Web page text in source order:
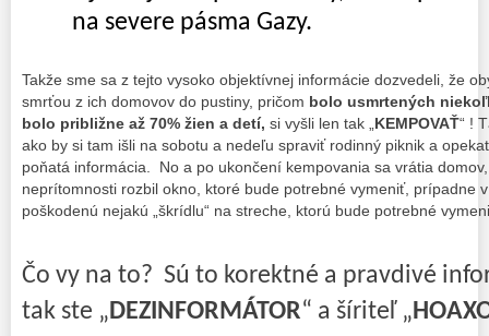
na severe pásma Gazy.
Takže sme sa z tejto vysoko objektívnej informácie dozvedeli, že
smrťou z ich domovov do pustiny, pričom bolo usmrtených
bolo približne až 70% žien a detí, si vyšli len tak „KEMPOVAŤ“ !
ako by si tam išli na sobotu a nedeľu spraviť rodinný piknik a
poňatá informácia. No a po ukončení kempovania sa vrátia
neprítomnosti rozbil okno, ktoré bude potrebné vymeniť, prípadne
poškodenú nejakú „škrídlu“ na streche, ktorú bude potrebné
Čo vy na to? Sú to korektné a pravdivé
tak ste „DEZINFORMÁTOR“ a šíriteľ „